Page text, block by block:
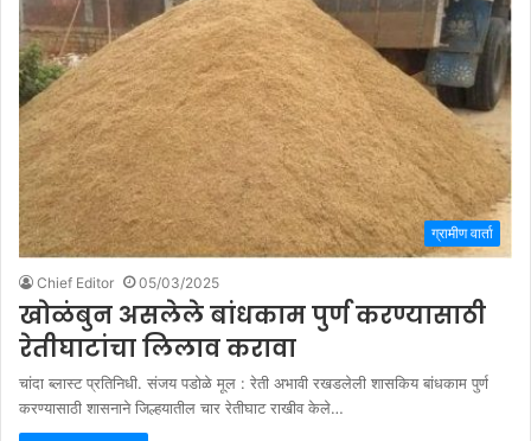
ग्रामीण वार्ता
Chief Editor 05/03/2025
खोळंबुन असलेले बांधकाम पुर्ण करण्यासाठी
रेतीघाटांचा लिलाव करावा
चांदा ब्लास्ट प्रतिनिधी. संजय पडोळे मूल : रेती अभावी रखडलेली शासकिय बांधकाम पुर्ण
करण्यासाठी शासनाने जिल्हयातील चार रेतीघाट राखीव केले…